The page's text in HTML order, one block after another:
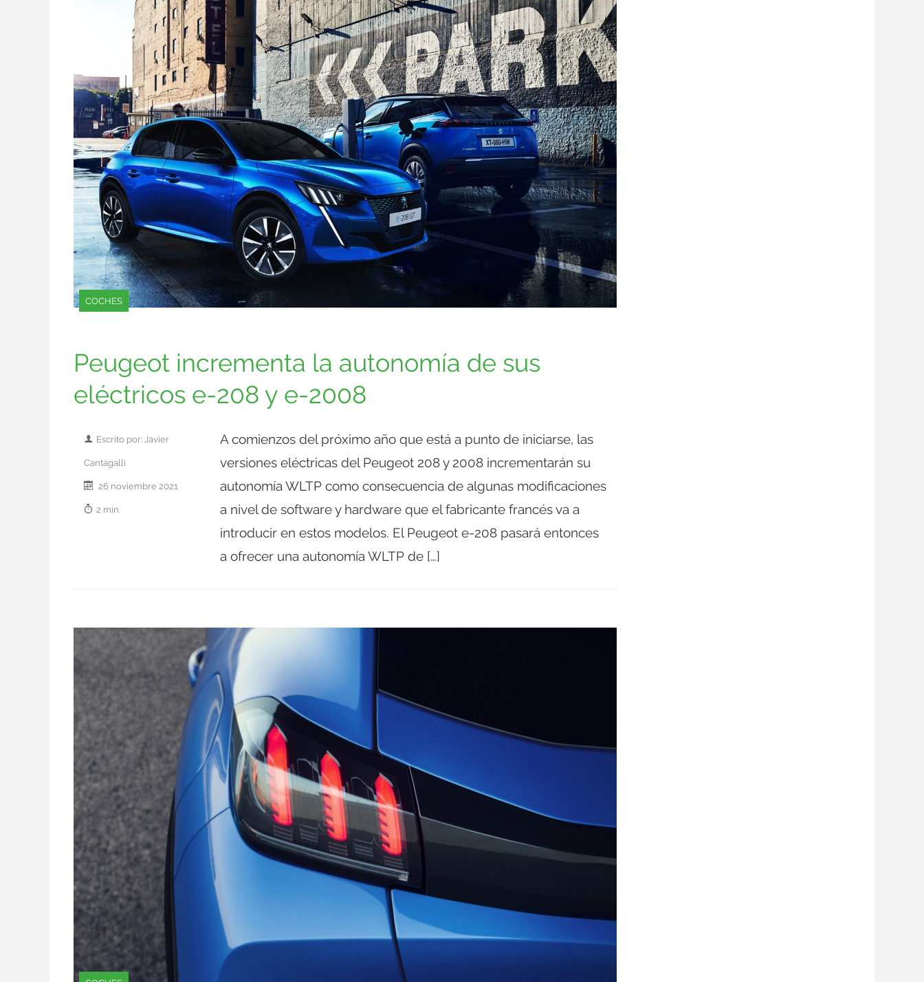
COCHES
Peugeot incrementa la autonomía de sus
eléctricos e-208 y e-2008
Escrito por: Javier
Cantagalli
26 noviembre 2021
2 min.
A comienzos del próximo año que está a punto de iniciarse, las
versiones eléctricas del Peugeot 208 y 2008 incrementarán su
autonomía WLTP como consecuencia de algunas modificaciones
a nivel de software y hardware que el fabricante francés va a
introducir en estos modelos. El Peugeot e-208 pasará entonces
a ofrecer una autonomía WLTP de […]